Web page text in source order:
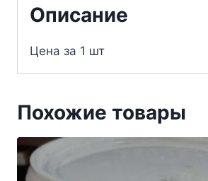
Описание
Цена за 1 шт
Похожие товары